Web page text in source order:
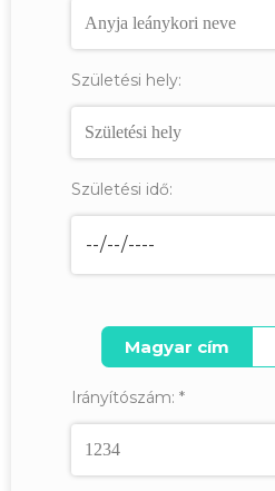
Születési hely:
Születési idő:
Magyar cím
Irányítószám: *